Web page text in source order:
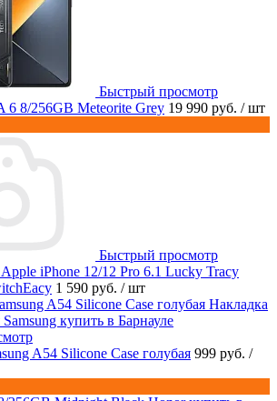
Быстрый просмотр
6 8/256GB Meteorite Grey 19 990 руб. / шт
Быстрый просмотр
iPhone 12/12 Pro 6.1 Lucky Tracy
1 590 руб. / шт
A54 Silicone Case голубая 999 руб. /